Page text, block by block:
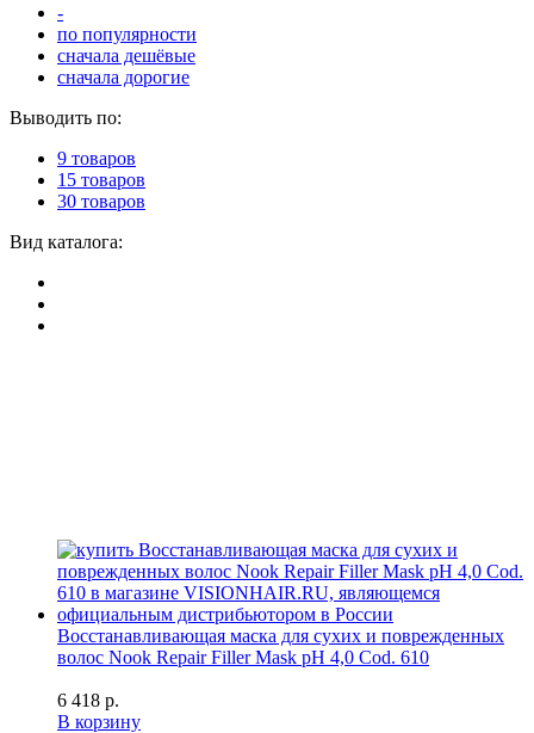
-
по популярности
сначала дешёвые
сначала дорогие
Выводить по:
9 товаров
15 товаров
30 товаров
Вид каталога:
Восстанавливающая маска для сухих и поврежденных
волос Nook Repair Filler Mask pH 4,0 Cod. 610
6 418 р.
В корзину